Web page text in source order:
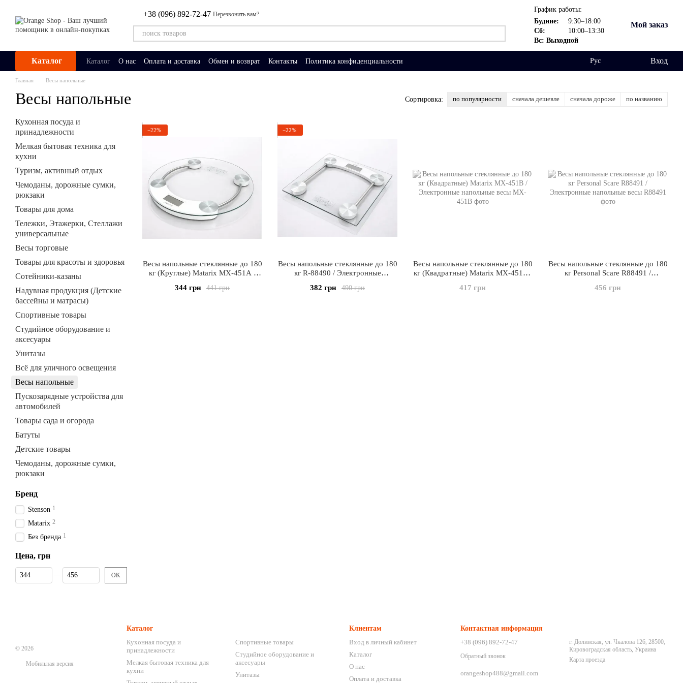
+38 (096) 892-72-47 Перезвонить вам?
График работы:
Будние:
9:30–18:00
Сб:
10:00–13:30
Вс: Выходной
Мой заказ
Каталог Каталог О нас Оплата и доставка Обмен и возврат Контакты Политика конфиденциальности Рус Вход
Главная Весы напольные
Весы напольные Сортировка: по популярности сначала дешевле сначала дороже по названию
−22%
Весы напольные стеклянные до 180
кг (Круглые) Matarix MX-451A /
441 грн
344 грн
−22%
Весы напольные стеклянные до 180
кг R-88490 / Электронные
490 грн
382 грн
Весы напольные стеклянные до 180
кг (Квадратные) Matarix MX-451В /
417 грн
Весы напольные стеклянные до 180
кг Personal Scare R88491 /
456 грн
Кухонная посуда и
принадлежности
Мелкая бытовая техника для
кухни
Туризм, активный отдых
Чемоданы, дорожные сумки,
рюкзаки
Товары для дома
Тележки, Этажерки, Стеллажи
универсальные
Весы торговые
Товары для красоты и здоровья
Сотейники-казаны
Надувная продукция (Детские
бассейны и матрасы)
Спортивные товары
Студийное оборудование и
аксесуары
Унитазы
Всё для уличного освещения
Весы напольные
Пускозарядные устройства для
автомобилей
Товары сада и огорода
Батуты
Детские товары
Чемоданы, дорожные сумки,
рюкзаки
Бренд
Stenson 1
Matarix 2
Без бренда 1
Цена, грн
От Цена, грн
До Цена, грн
OK
© 2026
Мобильная версия
Каталог
Кухонная посуда и
принадлежности
Мелкая бытовая техника для
кухни
Спортивные товары
Студийное оборудование и
аксесуары
Унитазы
Клиентам
Вход в личный кабинет
Каталог
О нас
Оплата и доставка
Контактная информация
+38 (096) 892-72-47
Обратный звонок
orangeshop488@gmail.com
г. Долинская, ул. Чкалова 126, 28500,
Кировоградская область, Украина
Карта проезда